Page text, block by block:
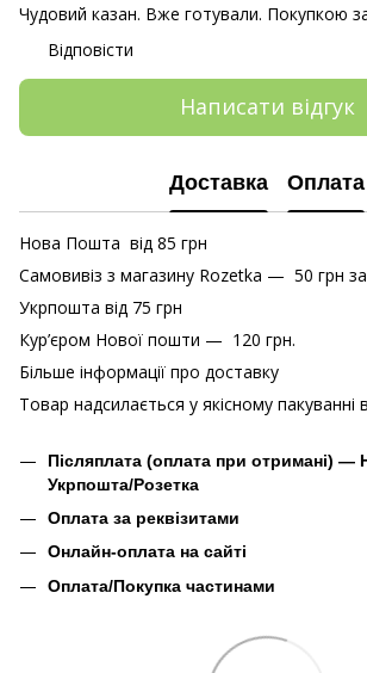
Чудовий казан. Вже готували. Покупкою
Відповісти
Написати відгук
Доставка Оплата
Нова Пошта від 85 грн
Самовивіз з магазину Rozetka — 50 грн
Укрпошта від 75 грн
Кур’єром Нової пошти — 120 грн.
Більше інформації про доставку
Товар надсилається у якісному пакуванні
Післяплата (оплата при отримані)
Укрпошта/Розетка
Оплата за реквізитами
Онлайн-оплата на сайті
Оплата/Покупка частинами